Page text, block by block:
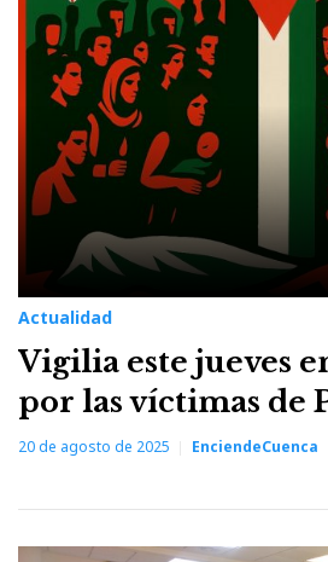
Actualidad
Vigilia este jueves
por las víctimas de
20 de agosto de 2025 EnciendeCuenca